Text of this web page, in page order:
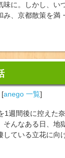
味に。しかし、い
み、京都散策を満
[anego 一覧]
1週間後に控えた
そんなある日、地
している立花に向